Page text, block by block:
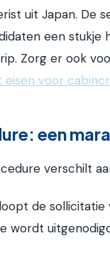
uit Japan. De
een stukje
Zorg er ook
voor
een
verschilt
de sollicitatie
wordt